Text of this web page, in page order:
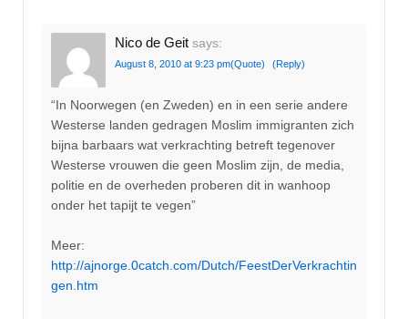
Nico de Geit says:
August 8, 2010 at 9:23 pm(Quote) (Reply)
“In Noorwegen (en Zweden) en in een serie andere
Westerse landen gedragen Moslim immigranten zich
bijna barbaars wat verkrachting betreft tegenover
Westerse vrouwen die geen Moslim zijn, de media,
politie en de overheden proberen dit in wanhoop
onder het tapijt te vegen”
Meer:
http://ajnorge.0catch.com/Dutch/FeestDerVerkrachtin
gen.htm